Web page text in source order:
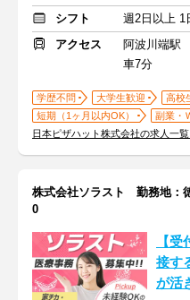
シフト
週2日以上 1
アクセス
阿波川端駅
車7分
学歴不問 大学生歓迎
高校
短期（1ヶ月以内OK）
副業・
日本ピザハット株式会社の求人一
株式会社ソラスト 勤務地：
0
【
接す
が活